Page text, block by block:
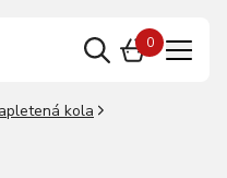
0
kola